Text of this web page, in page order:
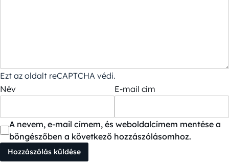
Ezt az oldalt reCAPTCHA védi.
Név
E-mail cím
A nevem, e-mail címem, és weboldalcímem mentése a
böngészőben a következő hozzászólásomhoz.